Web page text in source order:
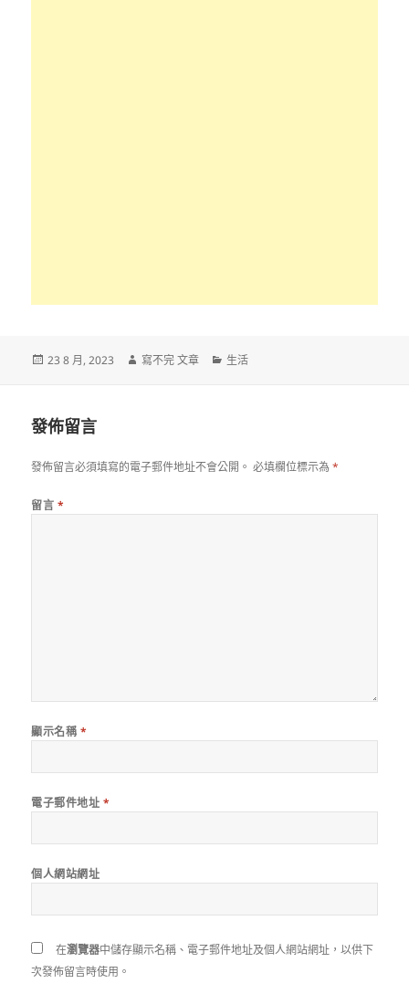
發
23 8 月, 2023
作
寫不完 文章
分
生活
發佈留言
發佈留言必須填寫的電子郵件地址不會公開。 必填欄位標示為*
留言 *
顯示名稱 *
電子郵件地址 *
個人網站網址
在瀏覽器中儲存顯示名稱、電子郵件地址及個人網站網址，以供下
次發佈留言時使用。